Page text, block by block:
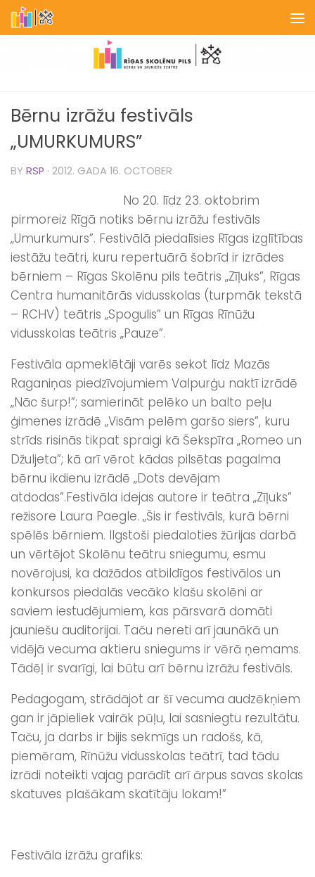
Skip to content
Bērnu izrāžu festivāls
„UMURKUMURS”
BY RSP · 2012. GADA 16. OCTOBER
No 20. līdz 23. oktobrim
pirmoreiz Rīgā notiks bērnu izrāžu festivāls
„Umurkumurs”. Festivālā piedalīsies Rīgas izglītības
iestāžu teātri, kuru repertuārā šobrīd ir izrādes
bērniem – Rīgas Skolēnu pils teātris „Zīļuks”, Rīgas
Centra humanitārās vidusskolas (turpmāk tekstā
– RCHV) teātris „Spogulis” un Rīgas Rīnūžu
vidusskolas teātris „Pauze”.
Festivāla apmeklētāji varēs sekot līdz Mazās
Raganiņas piedzīvojumiem Valpurģu naktī izrādē
„Nāc šurp!”; samierināt pelēko un balto peļu
ģimenes izrādē „Visām pelēm garšo siers”, kuru
strīds risinās tikpat spraigi kā Šekspīra „Romeo un
Džuljeta”; kā arī vērot kādas pilsētas pagalma
bērnu ikdienu izrādē „Dots devējam
atdodas”.Festivāla idejas autore ir teātra „Zīļuks”
režisore Laura Paegle. „Šis ir festivāls, kurā bērni
spēlēs bērniem. Ilgstoši piedaloties žūrijas darbā
un vērtējot Skolēnu teātru sniegumu, esmu
novērojusi, ka dažādos atbildīgos festivālos un
konkursos piedalās vecāko klašu skolēni ar
saviem iestudējumiem, kas pārsvarā domāti
jauniešu auditorijai. Taču nereti arī jaunākā un
vidējā vecuma aktieru sniegums ir vērā ņemams.
Tādēļ ir svarīgi, lai būtu arī bērnu izrāžu festivāls.
Pedagogam, strādājot ar šī vecuma audzēkņiem
gan ir jāpieliek vairāk pūļu, lai sasniegtu rezultātu.
Taču, ja darbs ir bijis sekmīgs un radošs, kā,
piemēram, Rīnūžu vidusskolas teātrī, tad tādu
izrādi noteikti vajag parādīt arī ārpus savas skolas
skatuves plašākam skatītāju lokam!”
Festivāla izrāžu grafiks: